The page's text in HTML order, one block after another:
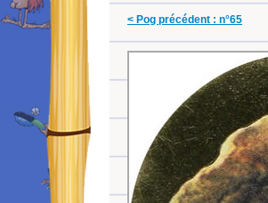
< Pog précédent : n°65